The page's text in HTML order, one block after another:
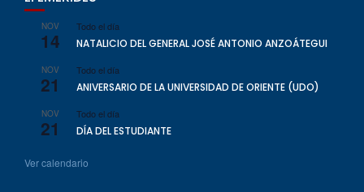
NOV
14
Todo el día
NATALICIO DEL GENERAL JOSÉ ANTONIO ANZOÁTEGUI
NOV
21
Todo el día
ANIVERSARIO DE LA UNIVERSIDAD DE ORIENTE (UDO)
NOV
21
Todo el día
DÍA DEL ESTUDIANTE
Ver calendario